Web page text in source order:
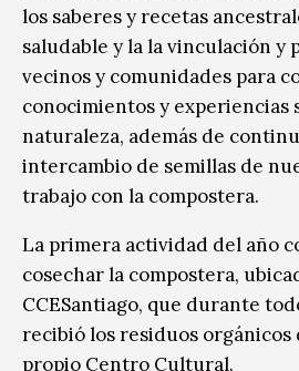
los saberes y recetas
saludable y la la vinculación y
vecinos y comunidades para
conocimientos y experiencias
naturaleza, además de
intercambio de semillas de
trabajo con la compostera.
La primera actividad del año
cosechar la compostera,
CCESantiago, que durante
recibió los residuos orgánicos
propio Centro Cultural.